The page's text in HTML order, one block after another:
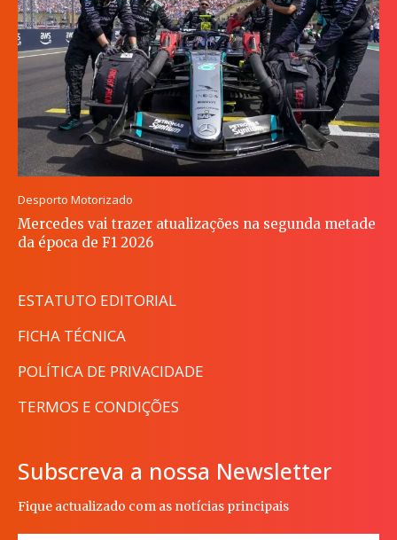
Desporto Motorizado
Mercedes vai trazer atualizações na segunda metade
da época de F1 2026
ESTATUTO EDITORIAL
FICHA TÉCNICA
POLÍTICA DE PRIVACIDADE
TERMOS E CONDIÇÕES
Subscreva a nossa Newsletter
Fique actualizado com as notícias principais